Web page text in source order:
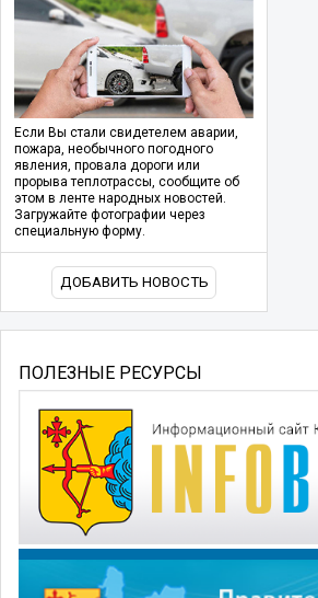
Если Вы стали свидетелем аварии,
пожара, необычного погодного
явления, провала дороги или
прорыва теплотрассы, сообщите об
этом в ленте народных новостей.
Загружайте фотографии через
специальную форму.
ДОБАВИТЬ НОВОСТЬ
ПОЛЕЗНЫЕ РЕСУРСЫ